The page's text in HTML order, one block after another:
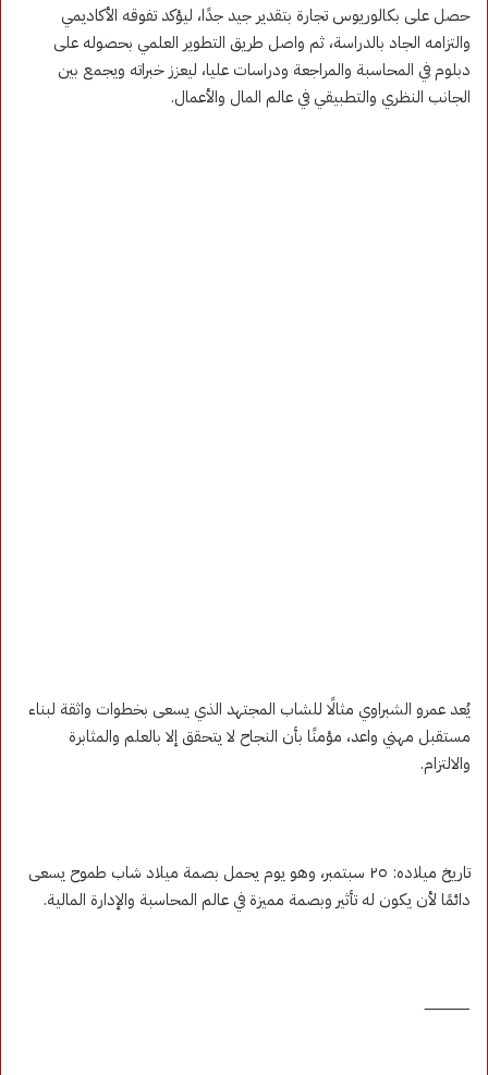
حصل على بكالوريوس تجارة بتقدير جيد جدًا، ليؤكد تفوقه الأكاديمي
والتزامه الجاد بالدراسة، ثم واصل طريق التطوير العلمي بحصوله على
دبلوم في المحاسبة والمراجعة ودراسات عليا، ليعزز خبراته ويجمع بين
الجانب النظري والتطبيقي في عالم المال والأعمال.
يُعد عمرو الشبراوي مثالًا للشاب المجتهد الذي يسعى بخطوات واثقة لبناء
مستقبل مهني واعد، مؤمنًا بأن النجاح لا يتحقق إلا بالعلم والمثابرة
والالتزام.
تاريخ ميلاده: ٢٥ سبتمبر، وهو يوم يحمل بصمة ميلاد شاب طموح يسعى
دائمًا لأن يكون له تأثير وبصمة مميزة في عالم المحاسبة والإدارة المالية.
⸻